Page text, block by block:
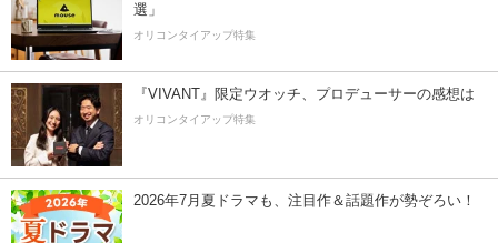
選」
オリコンタイアップ特集
『VIVANT』限定ウオッチ、プロデューサーの感想は
オリコンタイアップ特集
2026年7月夏ドラマも、注目作＆話題作が勢ぞろい！